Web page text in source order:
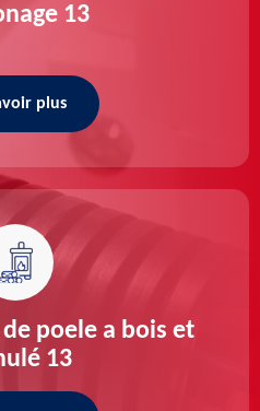
13
plus
poele a bois et
13